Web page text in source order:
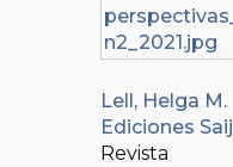
Lell, Helga M.
Ediciones Saij
Revista